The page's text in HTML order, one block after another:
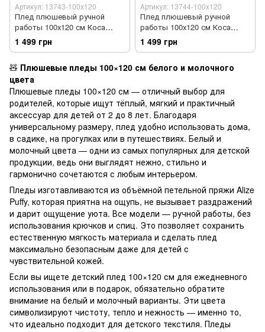
Артикул: 13743-100х120
Плед плюшевый ручной
работы 100х120 см Коса
белый цвет
1 499 грн
Артикул: 13744-100х120
Плед плюшевый ручной
работы 100х120 см Коса
молочный цвет
1 499 грн
🧸 Плюшевые пледы 100×120 см белого и молочного
цвета
Плюшевые пледы 100×120 см — отличный выбор для
родителей, которые ищут тёплый, мягкий и практичный
аксессуар для детей от 2 до 8 лет. Благодаря
универсальному размеру, плед удобно использовать дома,
в садике, на прогулках или в путешествиях. Белый и
молочный цвета — одни из самых популярных для детской
продукции, ведь они выглядят нежно, стильно и
гармонично сочетаются с любым интерьером.
Пледы изготавливаются из объёмной петельной пряжи Alize
Puffy, которая приятна на ощупь, не вызывает раздражений
и дарит ощущение уюта. Все модели — ручной работы, без
использования крючков и спиц. Это позволяет сохранить
естественную мягкость материала и сделать плед
максимально безопасным даже для детей с
чувствительной кожей.
Если вы ищете детский плед 100×120 см для ежедневного
использования или в подарок, обязательно обратите
внимание на белый и молочный варианты. Эти цвета
символизируют чистоту, тепло и нежность — именно то,
что идеально подходит для детского текстиля. Пледы